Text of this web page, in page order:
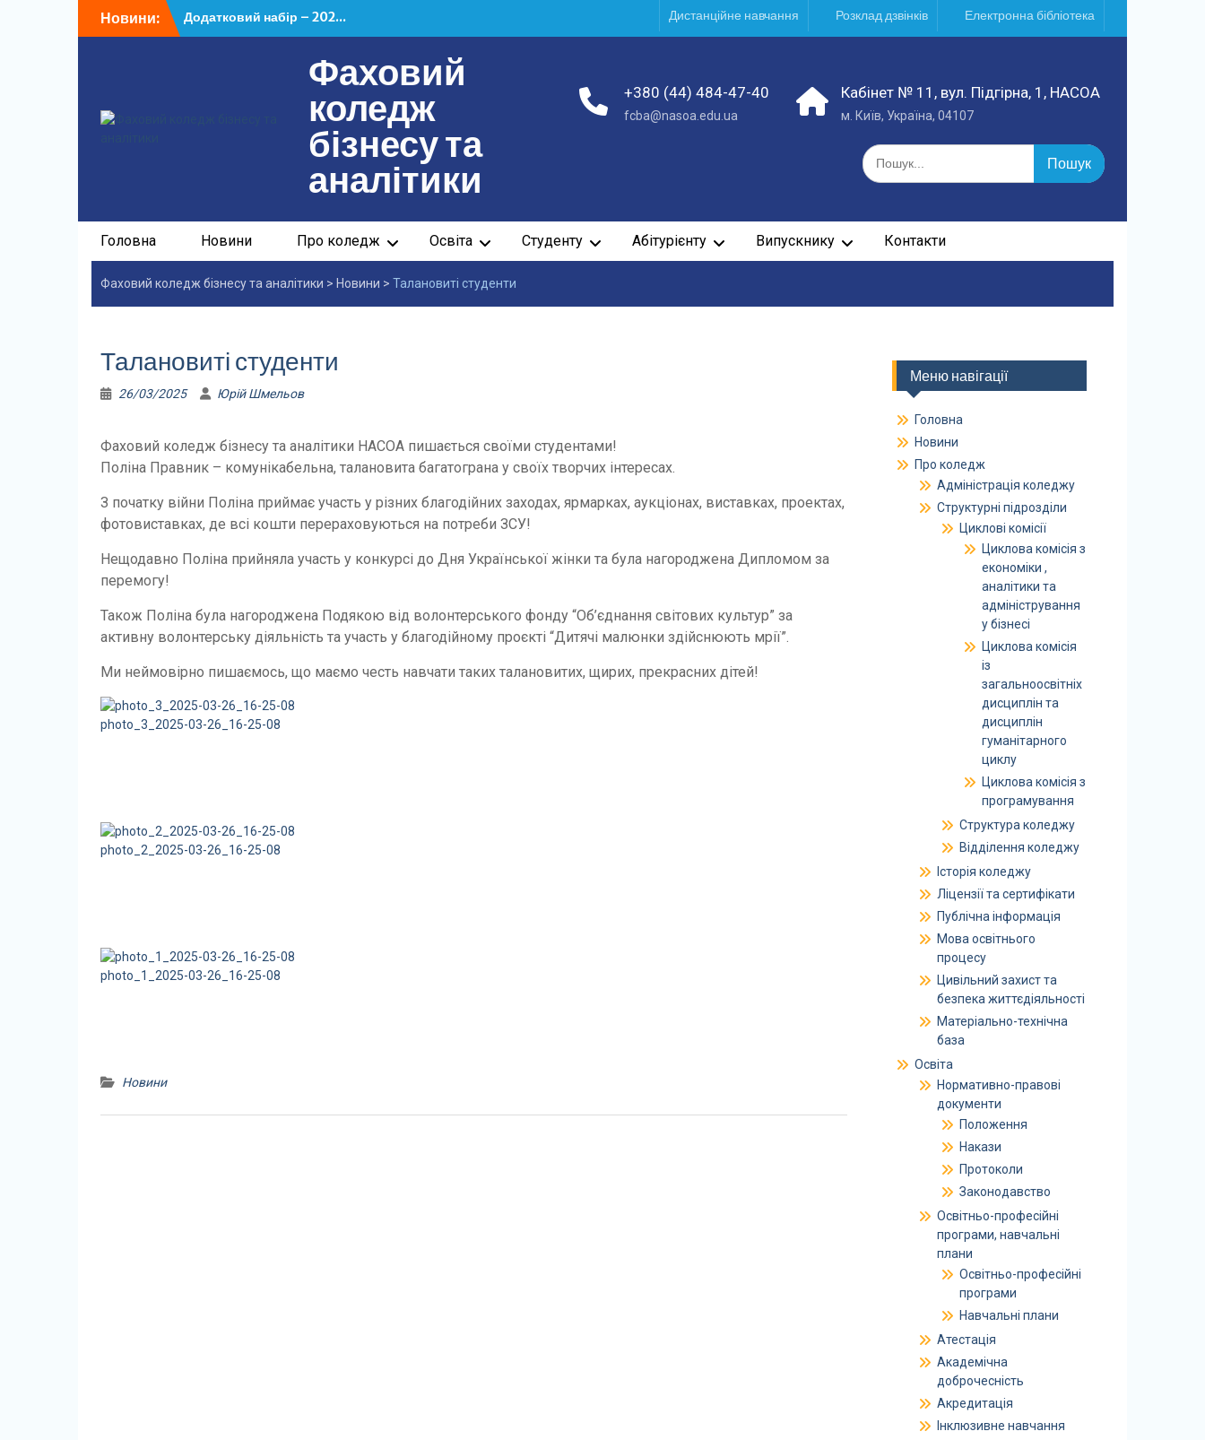
доНовини:
Додатковий набір – 202...
У ФКБА НАСОА відбулася...
Дистанційне навчання Розклад дзвінків Електронна бібліотека
Фаховий
коледж
бізнесу та
аналітики
+380 (44) 484-47-40
fcba@nasoa.edu.ua
Кабінет № 11, вул. Підгірна, 1, НАСОА
м. Київ, Україна, 04107
Шукати:
Головна Новини Про коледж Освіта Студенту Абітурієнту Випускнику Контакти
Фаховий коледж бізнесу та аналітики > Новини > Талановиті студенти
Талановиті студенти
26/03/2025 Юрій Шмельов
Фаховий коледж бізнесу та аналітики НАСОА пишається своїми студентами!
Поліна Правник – комунікабельна, талановита багатограна у своїх творчих інтересах.
З початку війни Поліна приймає участь у різних благодійних заходах, ярмарках, аукціонах, виставках, проектах,
фотовиставках, де всі кошти перераховуються на потреби ЗСУ!
Нещодавно Поліна прийняла участь у конкурсі до Дня Української жінки та була нагороджена Дипломом за
перемогу!
Також Поліна була нагороджена Подякою від волонтерського фонду “Об’єднання світових культур” за
активну волонтерську діяльність та участь у благодійному проєкті “Дитячі малюнки здійснюють мрії”.
Ми неймовірно пишаємось, що маємо честь навчати таких талановитих, щирих, прекрасних дітей!
photo_3_2025-03-26_16-25-08
photo_2_2025-03-26_16-25-08
photo_1_2025-03-26_16-25-08
Новини
Меню навігації
Головна
Новини
Про коледж
Адміністрація коледжу
Структурні підрозділи
Циклові комісії
Циклова комісія з
економіки ,
аналітики та
адміністрування
у бізнесі
Циклова комісія
із
загальноосвітніх
дисциплін та
дисциплін
гуманітарного
циклу
Циклова комісія з
програмування
Структура коледжу
Відділення коледжу
Історія коледжу
Ліцензії та сертифікати
Публічна інформація
Мова освітнього
процесу
Цивільний захист та
безпека життєдіяльності
Матеріально-технічна
база
Освіта
Нормативно-правові
документи
Положення
Накази
Протоколи
Законодавство
Освітньо-професійні
програми, навчальні
плани
Освітньо-професійні
програми
Навчальні плани
Атестація
Академічна
доброчесність
Акредитація
Інклюзивне навчання